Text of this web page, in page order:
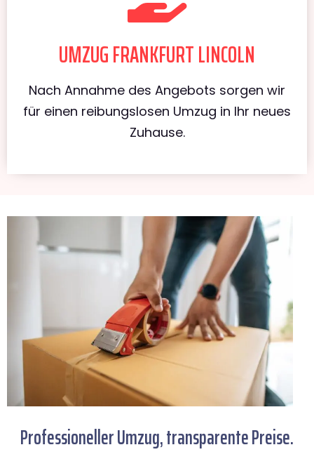
UMZUG FRANKFURT LINCOLN
Nach Annahme des Angebots sorgen wir
für einen reibungslosen Umzug in Ihr neues
Zuhause.
Professioneller Umzug, transparente Preise.